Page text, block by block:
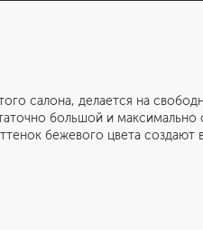
делается на свободное
большой и
бежевого цвета